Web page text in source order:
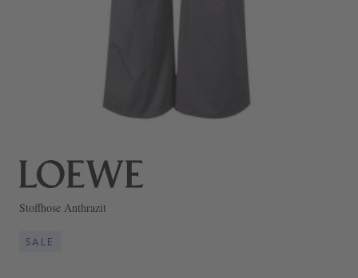
Stoffhose Anthrazit
SALE